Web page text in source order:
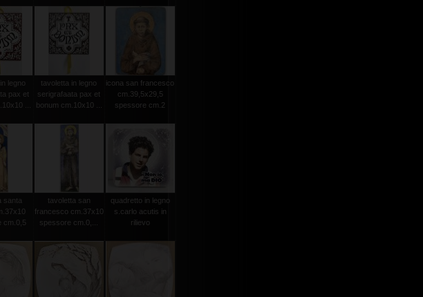
legno
pax et
...
tavoletta in legno
serigrafaata pax et
bonum cm.10x10 ...
icona san francesco
cm.39,5x29,5
spessore cm.2
santa
cm.0,5
tavoletta san
francesco cm.37x10
spessore cm.0,...
quadretto in legno
s.carlo acutis in
rilievo